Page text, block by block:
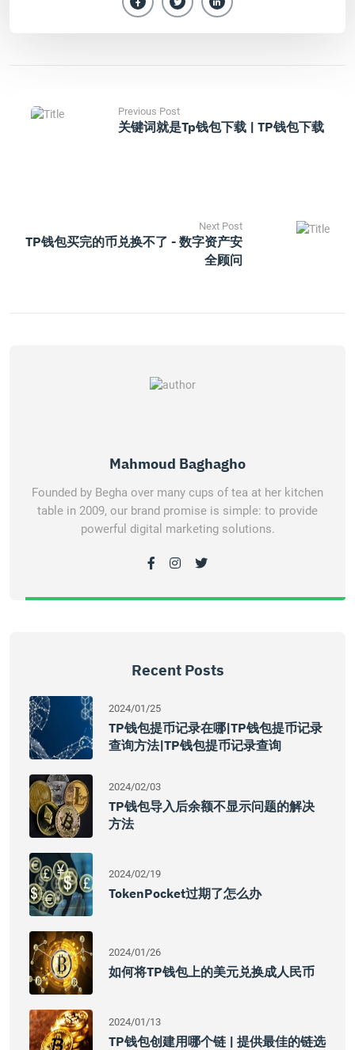
Previous Post
关键词就是tp钱包下载 | TP钱包下载
Next Post
TP钱包买完的币兑换不了 - 数字资产安
全顾问
Mahmoud Baghagho
Founded by Begha over many cups of tea at her kitchen
table in 2009, our brand promise is simple: to provide
powerful digital marketing solutions.
Recent Posts
2024/01/25
TP钱包提币记录在哪|TP钱包提币记录
查询方法|TP钱包提币记录查询
2024/02/03
TP钱包导入后余额不显示问题的解决
方法
2024/02/19
TokenPocket过期了怎么办
2024/01/26
如何将TP钱包上的美元兑换成人民币
2024/01/13
TP钱包创建用哪个链 | 提供最佳的链选